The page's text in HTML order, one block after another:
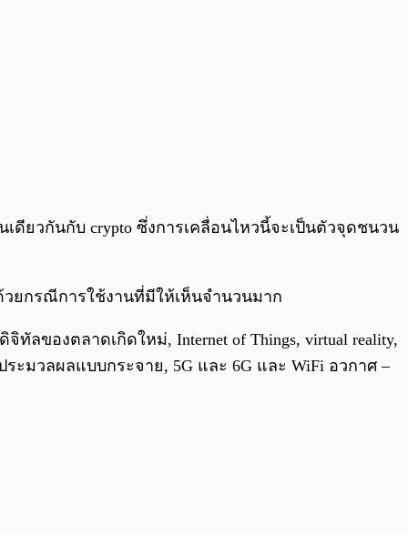
ดียวกันกับ crypto ซึ่งการเคลื่อนไหวนี้จะเป็นตัวจุดชนวน
วยกรณีการใช้งานที่มีให้เห็นจำนวนมาก
ลของตลาดเกิดใหม่, Internet of Things, virtual reality,
มวลผลแบบกระจาย, 5G และ 6G และ WiFi อวกาศ –